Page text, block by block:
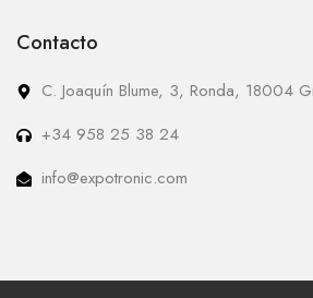
Contacto
C. Joaquín Blume, 3, Ronda, 18004
+34 958 25 38 24
info@expotronic.com